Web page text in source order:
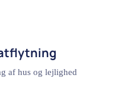
af hus og lejlighed